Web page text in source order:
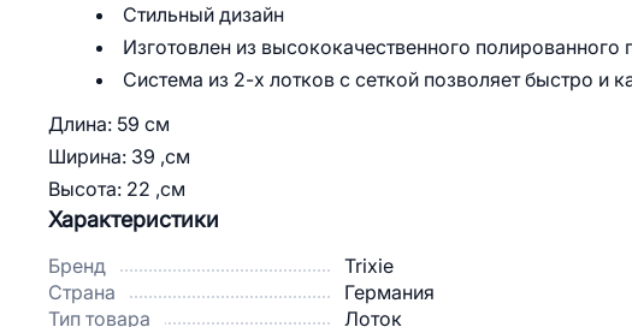
Стильный дизайн
Изготовлен из высококачественного полированного
Система из 2-х лотков с сеткой позволяет быстро и
Длина: 59 см
Ширина: 39 ,см
Высота: 22 ,см
Характеристики
Бренд
Trixie
Страна
Германия
Тип товара
Лоток